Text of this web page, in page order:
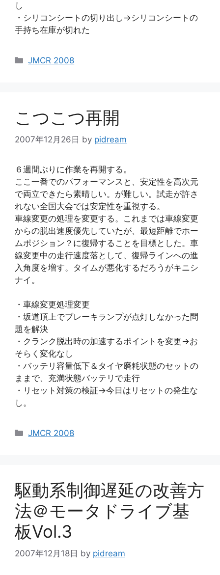
し
・シリコンシートの切り出し→シリコンシートの
手持ち在庫が切れた
カ
JMCR 2008
こつこつ再開
2007年12月26日 by pidream
６週間ぶりに作業を再開する。
ここ一番でのパフォーマンスと、安定性を高次元
で両立できたら素晴しい。が難しい。試走が許さ
れない全国大会では安定性を重視する。
車線変更の処理を変更する。これまでは車線変更
からの脱出速度優先していたが、最短距離でホー
ムポジション？に復帰することを目標とした。車
線変更中の走行速度落として、復帰ラインへの進
入角度を増す。タイムが悪化するだろうがキニシ
ナイ。
・車線変更処理変更
・坂道頂上でブレーキランプが点灯しなかった問
題を解決
・クランク脱出時の加速するポイントを変更→お
そらく変化なし
・バッテリ容量低下＆タイヤ磨耗状態のセットの
ままで、充満状態バッテリで走行
・リセット対策の検証→今日はリセットの発生な
し。
カ
ー
JMCR 2008
駆動系制御遅延の改善方
法＠モータドライブ基
板Vol.3
2007年12月18日 by pidream